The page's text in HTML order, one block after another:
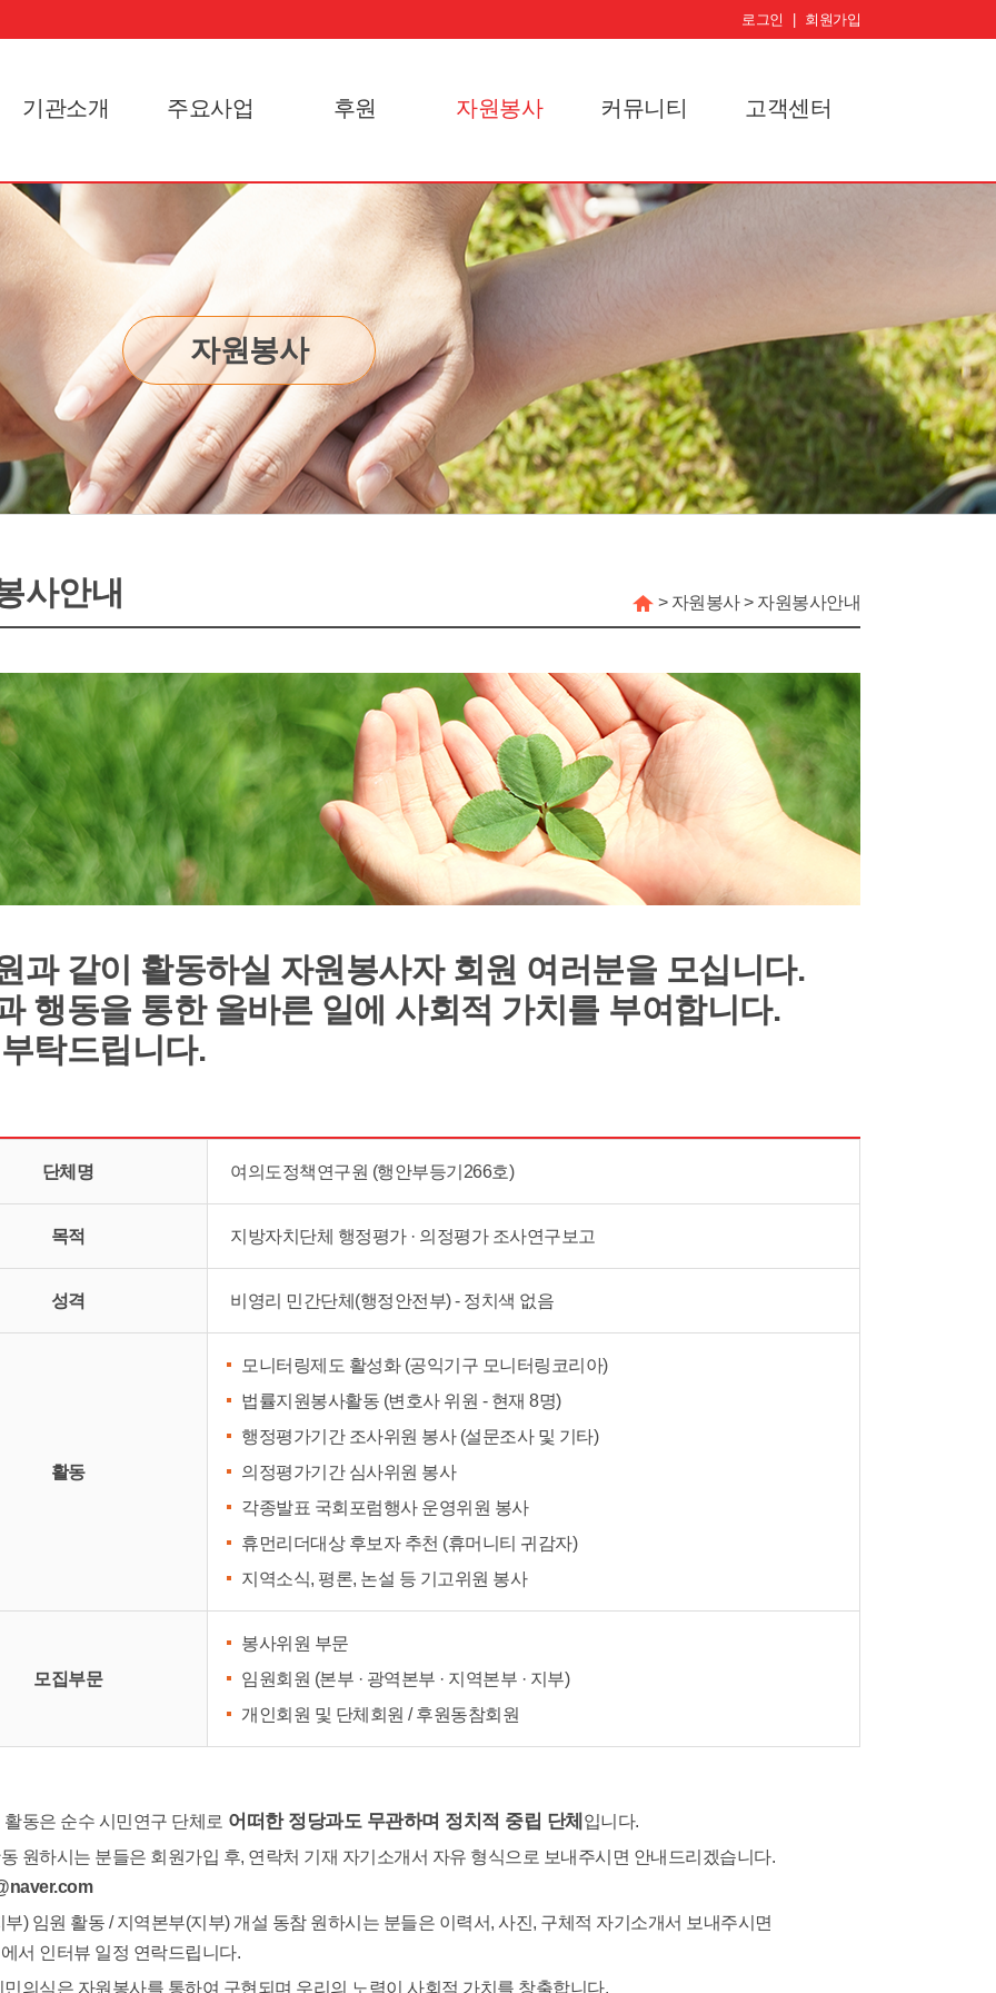
로그인 회원가입
기관소개 주요사업 후원 자원봉사 커뮤니티 고객센터
자원봉사
사안내 > 자원봉사> 자원봉사안내
과 같이 활동하실 자원봉사자 회원 여러분을 모십니다.
행동을 통한 올바른 일에 사회적 가치를 부여합니다.
탁드립니다.
단체명 여의도정책연구원 (행안부등기266호)
목적 지방자치단체 행정평가 · 의정평가 조사연구보고
성격 비영리 민간단체(행정안전부) - 정치색 없음
활동
모니터링제도 활성화 (공익기구 모니터링코리아)
법률지원봉사활동 (변호사 위원 - 현재 8명)
행정평가기간 조사위원 봉사 (설문조사 및 기타)
의정평가기간 심사위원 봉사
각종발표 국회포럼행사 운영위원 봉사
휴먼리더대상 후보자 추천 (휴머니티 귀감자)
지역소식, 평론, 논설 등 기고위원 봉사
모집부문
봉사위원 부문
임원회원 (본부 · 광역본부 · 지역본부 · 지부)
개인회원 및 단체회원 / 후원동참회원
활동은 순수 시민연구 단체로 어떠한 정당과도 무관하며 정치적 중립 단체 입니다.
원하시는 분들은 회원가입 후, 연락처 기재 자기소개서 자유 형식으로 보내주시면 안내드리겠습니다.
부) 임원 활동 / 지역본부(지부) 개설 동참 원하시는 분들은 이력서, 사진, 구체적 자기소개서 보내주시면
서 인터뷰 일정 연락드립니다.
민의식은 자원봉사를 통하여 구현되며 우리의 노력이 사회적 가치를 창출합니다.